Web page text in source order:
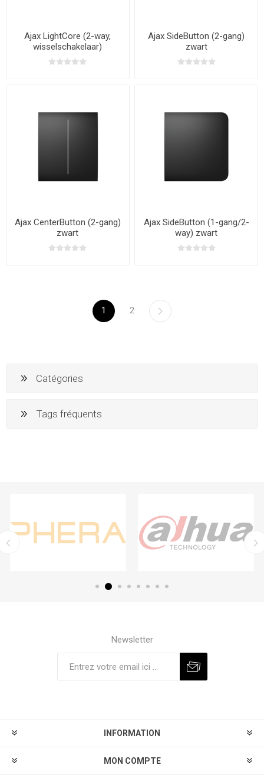
Ajax LightCore (2-way,
wisselschakelaar)
Ajax SideButton (2-gang)
zwart
Ajax CenterButton (2-gang)
zwart
Ajax SideButton (1-gang/2-
way) zwart
1 2
Catégories
Tags fréquents
Newsletter
INFORMATION
MON COMPTE